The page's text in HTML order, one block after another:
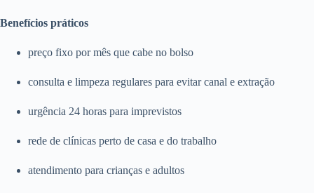
Benefícios práticos
preço fixo por mês que cabe no bolso
consulta e limpeza regulares para evitar canal e extração
urgência 24 horas para imprevistos
rede de clínicas perto de casa e do trabalho
atendimento para crianças e adultos